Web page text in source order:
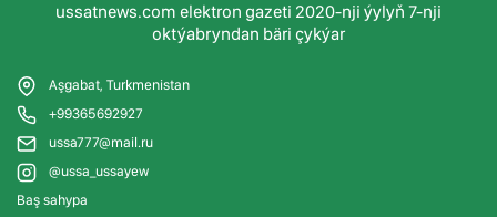
ussatnews.com elektron gazeti 2020-nji ýylyň 7-nji
oktýabryndan bäri çykýar
Aşgabat, Turkmenistan
+99365692927
ussa777@mail.ru
@ussa_ussayew
Baş sahypa